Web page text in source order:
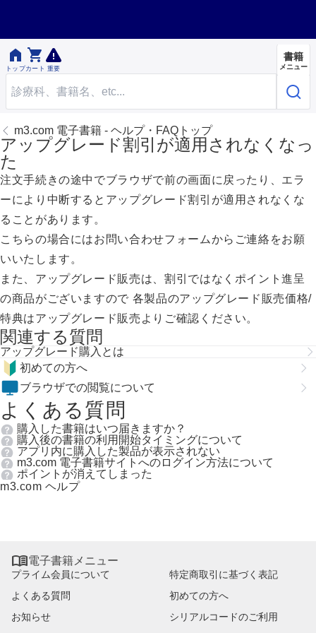

トップ

カート 重要
書籍
メニュー
電子書籍メニュー
プライム会員について
特定商取引に基づく表記
よくある質問
初めての方へ
お知らせ
シリアルコードのご利用